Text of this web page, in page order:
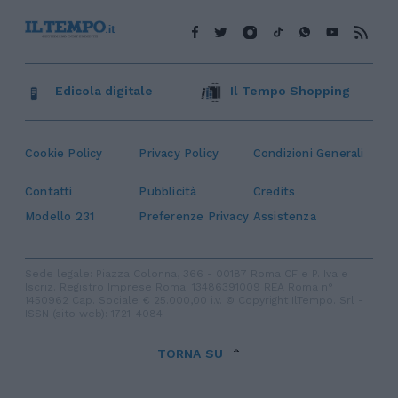
Cookie Policy Privacy Policy Condizioni Generali
Contatti Pubblicità
Credits
Modello 231
Preferenze Privacy Assistenza
Edicola digitale Il Tempo Shopping
TORNA SU